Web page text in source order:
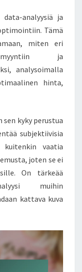
analyysiä ja
Tämä
miten eri
ja
analysoimalla
hinta,
kyky perustua
subjektiivisia
vaatia
joten se ei
On tärkeää
muihin
kattava kuva